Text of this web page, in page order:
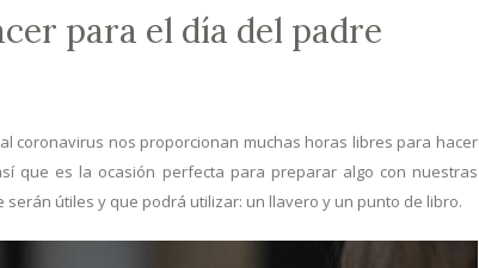
para el día del padre
coronavirus nos proporcionan muchas horas libres para hacer
que es la ocasión perfecta para preparar algo con nuestras
útiles y que podrá utilizar: un llavero y un punto de libro.